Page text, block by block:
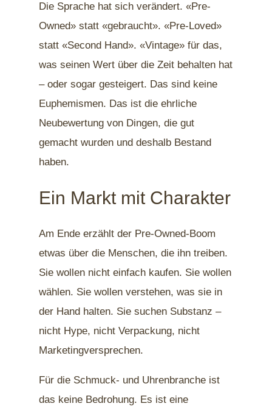
Die Sprache hat sich verändert. «Pre-
Owned» statt «gebraucht». «Pre-Loved»
statt «Second Hand». «Vintage» für das,
was seinen Wert über die Zeit behalten hat
– oder sogar gesteigert. Das sind keine
Euphemismen. Das ist die ehrliche
Neubewertung von Dingen, die gut
gemacht wurden und deshalb Bestand
haben.
Ein Markt mit Charakter
Am Ende erzählt der Pre-Owned-Boom
etwas über die Menschen, die ihn treiben.
Sie wollen nicht einfach kaufen. Sie wollen
wählen. Sie wollen verstehen, was sie in
der Hand halten. Sie suchen Substanz –
nicht Hype, nicht Verpackung, nicht
Marketingversprechen.
Für die Schmuck- und Uhrenbranche ist
das keine Bedrohung. Es ist eine